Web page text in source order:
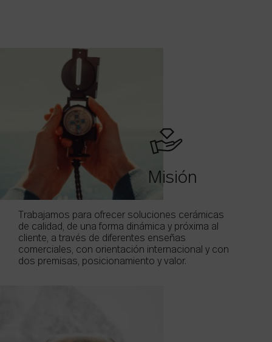
Misión
Trabajamos para ofrecer soluciones cerámicas
de calidad, de una forma dinámica y próxima al
cliente, a través de diferentes enseñas
comerciales, con orientación internacional y con
dos premisas, posicionamiento y valor.